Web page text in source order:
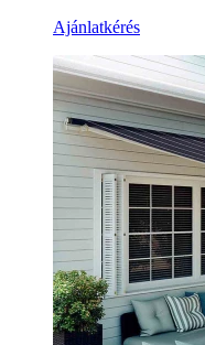
Ajánlatkérés